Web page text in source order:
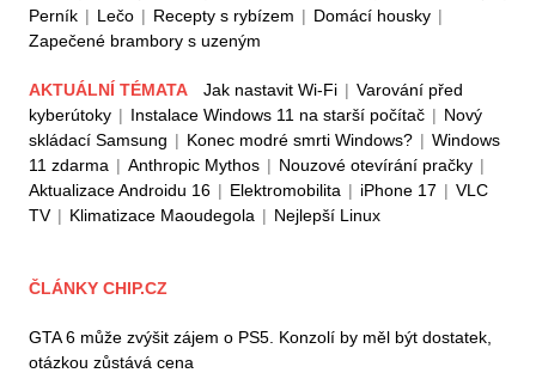
Perník | Lečo | Recepty s rybízem | Domácí housky |
Zapečené brambory s uzeným
AKTUÁLNÍ TÉMATA Jak nastavit Wi-Fi | Varování před
kyberútoky | Instalace Windows 11 na starší počítač | Nový
skládací Samsung | Konec modré smrti Windows? | Windows
11 zdarma | Anthropic Mythos | Nouzové otevírání pračky |
Aktualizace Androidu 16 | Elektromobilita | iPhone 17 | VLC
TV | Klimatizace Maoudegola | Nejlepší Linux
ČLÁNKY CHIP.CZ
GTA 6 může zvýšit zájem o PS5. Konzolí by měl být dostatek,
otázkou zůstává cena